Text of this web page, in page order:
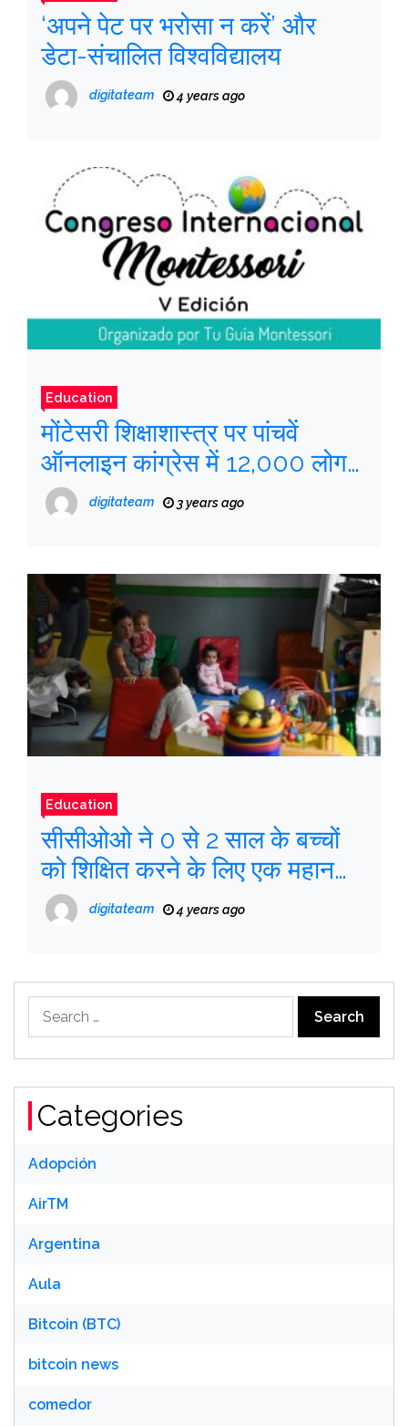
‘अपने पेट पर भरोसा न करें’ और
डेटा-संचालित विश्वविद्यालय
digitateam 4 years ago
Education
मोंटेसरी शिक्षाशास्त्र पर पांचवें
ऑनलाइन कांग्रेस में 12,000 लोग
‘मिले’
digitateam 3 years ago
Education
सीसीओओ ने 0 से 2 साल के बच्चों
को शिक्षित करने के लिए एक महान
“देश” प्रयास का आह्वान किया
digitateam 4 years ago
for:
Categories
Adopción
AirTM
Argentina
Aula
Bitcoin (BTC)
bitcoin news
comedor